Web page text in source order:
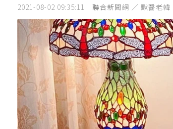
2021-08-02 09:35:11 聯合新聞網 ／ 獸醫老韓